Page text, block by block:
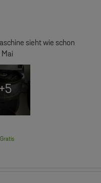
sieht wie schon
+5